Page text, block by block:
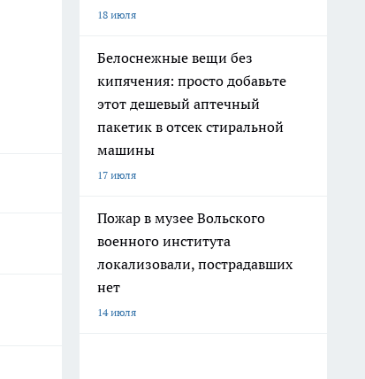
18 июля
Белоснежные вещи без
кипячения: просто добавьте
этот дешевый аптечный
пакетик в отсек стиральной
машины
17 июля
Пожар в музее Вольского
военного института
локализовали, пострадавших
нет
14 июля